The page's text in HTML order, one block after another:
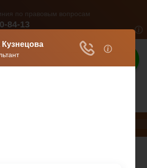
Защита прав